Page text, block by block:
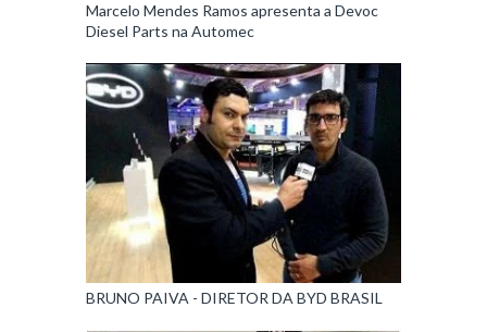
Marcelo Mendes Ramos apresenta a Devoc
Diesel Parts na Automec
BRUNO PAIVA - DIRETOR DA BYD BRASIL